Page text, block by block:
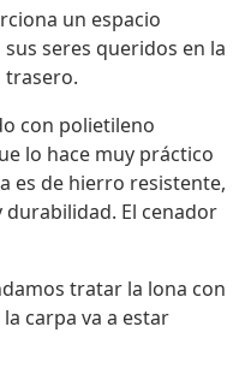
un espacio
seres queridos en la
trasero.
con polietileno
lo hace muy práctico
es de hierro resistente,
El cenador
tratar la lona con
carpa va a estar